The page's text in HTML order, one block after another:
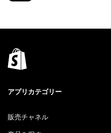
アプリカテゴリー
販売チャネル